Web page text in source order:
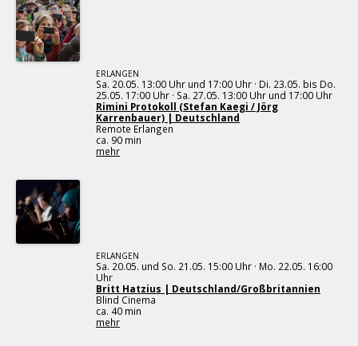
ERLANGEN
Sa. 20.05. 13:00 Uhr und 17:00 Uhr · Di. 23.05. bis Do.
25.05. 17:00 Uhr · Sa. 27.05. 13:00 Uhr und 17:00 Uhr
Rimini Protokoll (Stefan Kaegi / Jörg
Karrenbauer) | Deutschland
Remote Erlangen
ca. 90 min
mehr
ERLANGEN
Sa. 20.05. und So. 21.05. 15:00 Uhr · Mo. 22.05. 16:00
Uhr
Britt Hatzius | Deutschland/Großbritannien
Blind Cinema
ca. 40 min
mehr